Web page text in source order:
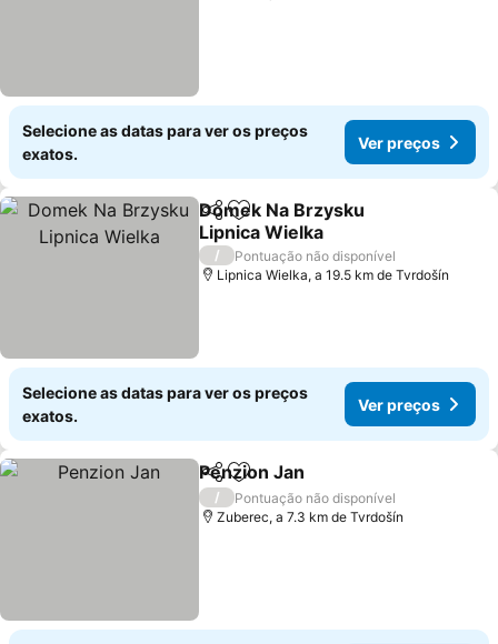
Selecione as datas para ver os preços
exatos.
Ver preços
PartilharAdicionar aos favoritos
Domek Na Brzysku
Lipnica Wielka
/
Pontuação não disponível
Lipnica Wielka, a 19.5 km de Tvrdošín
Selecione as datas para ver os preços
exatos.
Ver preços
PartilharAdicionar aos favoritos
Penzion Jan
/
Pontuação não disponível
Zuberec, a 7.3 km de Tvrdošín